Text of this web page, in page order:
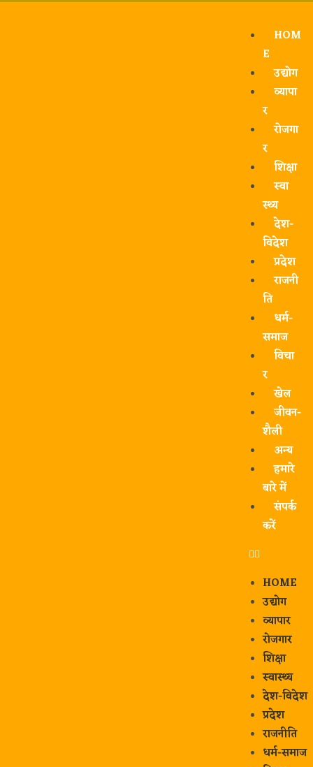
HOM
E
उद्योग
व्यापा
र
रोजगा
र
शिक्षा
स्वा
स्थ्य
देश-
विदेश
प्रदेश
राजनी
ति
धर्म-
समाज
विचा
र
खेल
जीवन-
शैली
अन्य
हमारे
बारे में
संपर्क
करें
HOME
उद्योग
व्यापार
रोजगार
शिक्षा
स्वास्थ्य
देश-विदेश
प्रदेश
राजनीति
धर्म-समाज